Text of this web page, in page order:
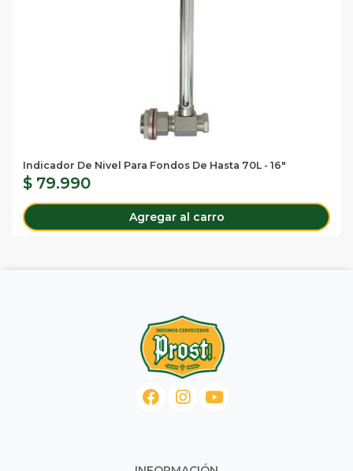
Indicador De Nivel Para Fondos De Hasta 70L - 16"
$ 79.990
Agregar al carro